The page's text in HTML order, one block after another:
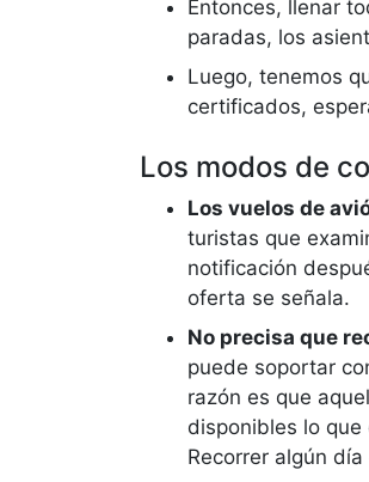
Entonces, llenar
paradas, los
Luego, tenemos
certificados,
Los modos de
Los vuelos de
turistas que
notificación
oferta se señala.
No precisa que
puede soportar
razón es que
disponibles lo
Recorrer algún